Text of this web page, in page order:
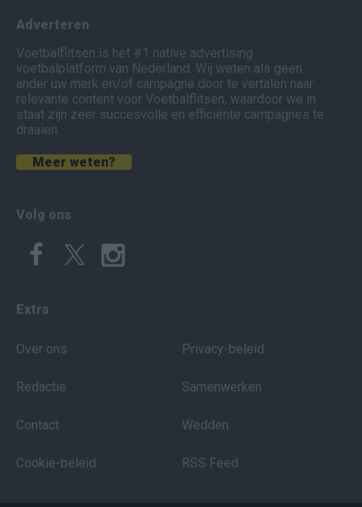
Adverteren
Voetbalflitsen is het #1 native advertising
voetbalplatform van Nederland. Wij weten als geen
ander uw merk en/of campagne door te vertalen naar
relevante content voor Voetbalflitsen, waardoor we in
staat zijn zeer succesvolle en efficiënte campagnes te
draaien.
Meer weten?
Volg ons
Extra
Over ons
Redactie
Contact
Cookie-beleid
Privacy-beleid
Samenwerken
Wedden
RSS Feed